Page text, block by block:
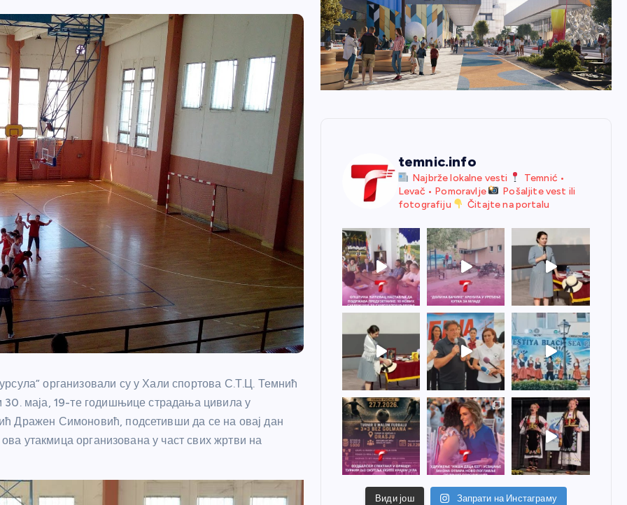
организовали су у Хали спортова С.Т.Ц. Темнић
маја, 19-те годишњице страдања цивила у
Дражен Симоновић, подсетивши да се на овај дан
утакмица организована у част свих жртви на
temnic.info
Najbrže lokalne vesti
Temnić •
Levač • Pomoravlje
Pošaljite vest ili
fotografiju
Čitajte na portalu
Види још Запрати на Инстаграму